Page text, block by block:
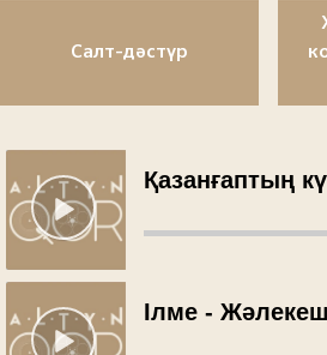
Салт-дәстүр
Ілме -